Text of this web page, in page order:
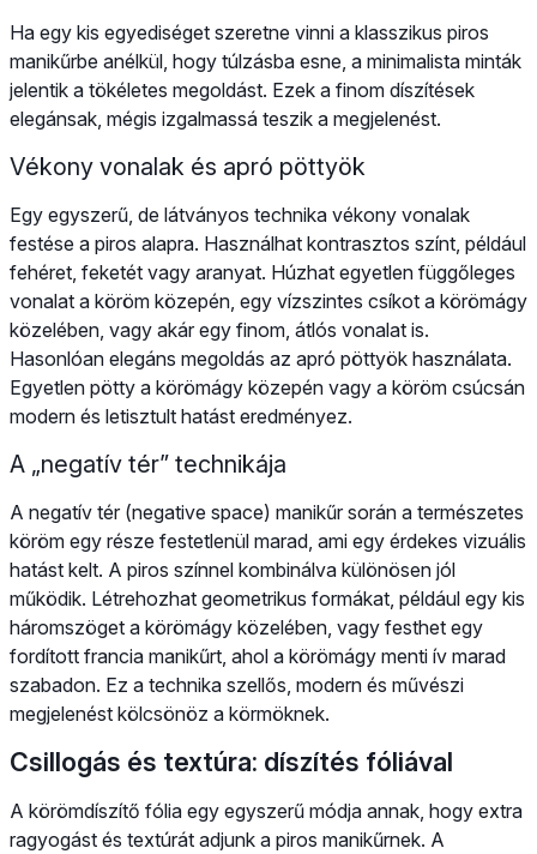
Ha egy kis egyediséget szeretne vinni a klasszikus piros
manikűrbe anélkül, hogy túlzásba esne, a minimalista minták
jelentik a tökéletes megoldást. Ezek a finom díszítések
elegánsak, mégis izgalmassá teszik a megjelenést.
Vékony vonalak és apró pöttyök
Egy egyszerű, de látványos technika vékony vonalak
festése a piros alapra. Használhat kontrasztos színt, például
fehéret, feketét vagy aranyat. Húzhat egyetlen függőleges
vonalat a köröm közepén, egy vízszintes csíkot a körömágy
közelében, vagy akár egy finom, átlós vonalat is.
Hasonlóan elegáns megoldás az apró pöttyök használata.
Egyetlen pötty a körömágy közepén vagy a köröm csúcsán
modern és letisztult hatást eredményez.
A „negatív tér” technikája
A negatív tér (negative space) manikűr során a természetes
köröm egy része festetlenül marad, ami egy érdekes vizuális
hatást kelt. A piros színnel kombinálva különösen jól
működik. Létrehozhat geometrikus formákat, például egy kis
háromszöget a körömágy közelében, vagy festhet egy
fordított francia manikűrt, ahol a körömágy menti ív marad
szabadon. Ez a technika szellős, modern és művészi
megjelenést kölcsönöz a körmöknek.
Csillogás és textúra: díszítés fóliával
A körömdíszítő fólia egy egyszerű módja annak, hogy extra
ragyogást és textúrát adjunk a piros manikűrnek. A